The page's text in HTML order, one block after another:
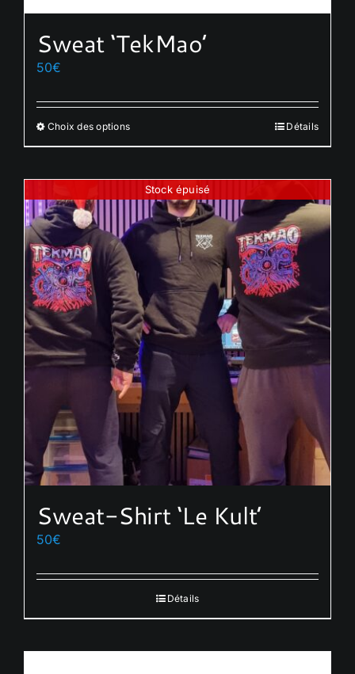
Sweat ‘TekMao’
50€
Choix des optionsCe
produit
plusieurs
variations.
Les
options
peuvent
être
choisies
sur
la
page
du
produit
Détails
Stock épuisé
Sweat-Shirt ‘Le Kult’
50€
Détails